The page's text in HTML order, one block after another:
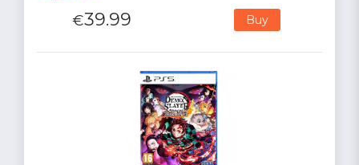
€39.99 Buy